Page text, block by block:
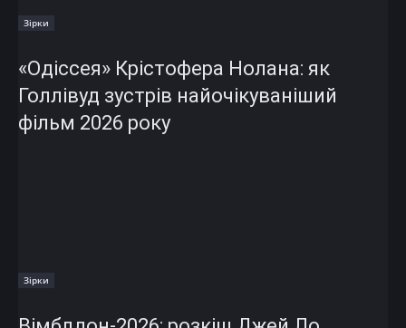
Зірки
«Одіссея» Крістофера Нолана: як
Голлівуд зустрів найочікуваніший
фільм 2026 року
Зірки